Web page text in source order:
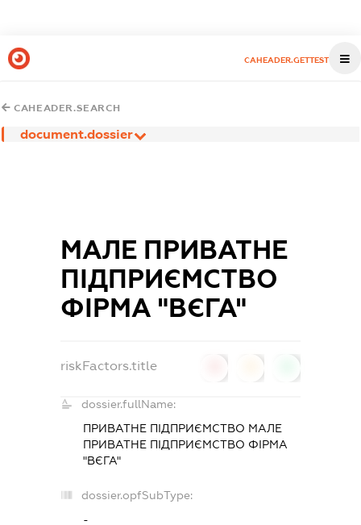
CAHEADER.GETTEST
CAHEADER.SEARCH
document.dossier
МАЛЕ ПРИВАТНЕ
ПІДПРИЄМСТВО
ФІРМА "ВЄГА"
riskFactors.title
dossier.fullName:
ПРИВАТНЕ ПІДПРИЄМСТВО МАЛЕ
ПРИВАТНЕ ПІДПРИЄМСТВО ФІРМА
"ВЄГА"
dossier.opfSubType:
-